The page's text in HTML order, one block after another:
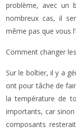
problème, avec un
nombreux cas, il
même pas que vous
Comment changer
Sur le boîtier, il y a
ont pour tâche de
la température de
importants, car
composants